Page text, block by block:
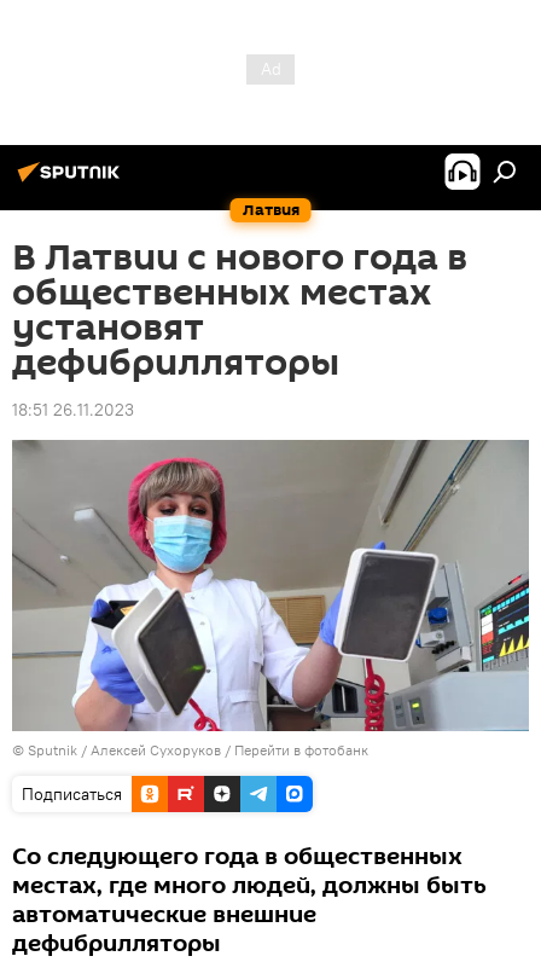
Латвия
В Латвии с нового года в
общественных местах
установят
дефибрилляторы
18:51 26.11.2023
© Sputnik / Алексей Сухоруков / Перейти в фотобанк
Подписаться
Со следующего года в общественных
местах, где много людей, должны быть
автоматические внешние
дефибрилляторы